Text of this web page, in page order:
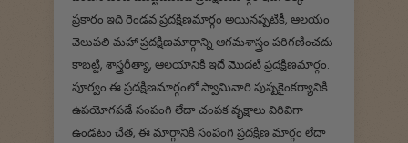
ప్రకారం ఇది రెండవ ప్రదక్షిణమార్గం అయినప్పటికీ, ఆలయం
వెలుపలి మహా ప్రదక్షిణమార్గాన్ని ఆగమశాస్త్రం పరిగణించదు
కాబట్టి, శాస్త్రరీత్యా, ఆలయానికి ఇదే మొదటి ప్రదక్షిణమార్గం.
పూర్వం ఈ ప్రదక్షిణమార్గంలో స్వామివారి పుష్పకైంకర్యానికి
ఉపయోగపడే సంపంగి లేదా చంపక వృక్షాలు విరివిగా
ఉండటం చేత, ఈ మార్గానికి సంపంగి ప్రదక్షిణ మార్గం లేదా